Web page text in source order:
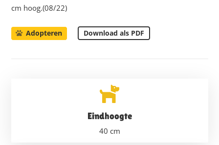
cm hoog.(08/22)
Adopteren Download als PDF
Eindhoogte
40 cm